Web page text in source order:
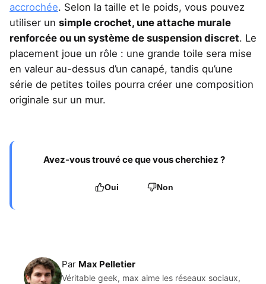
accrochée. Selon la taille et le poids, vous pouvez
utiliser un simple crochet, une attache murale
renforcée ou un système de suspension discret. Le
placement joue un rôle : une grande toile sera mise
en valeur au-dessus d’un canapé, tandis qu’une
série de petites toiles pourra créer une composition
originale sur un mur.
Avez-vous trouvé ce que vous cherchiez ?
Oui Non
Par Max Pelletier
Véritable geek, max aime les réseaux sociaux,